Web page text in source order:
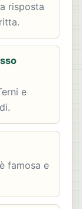
risposta
e
famosa e